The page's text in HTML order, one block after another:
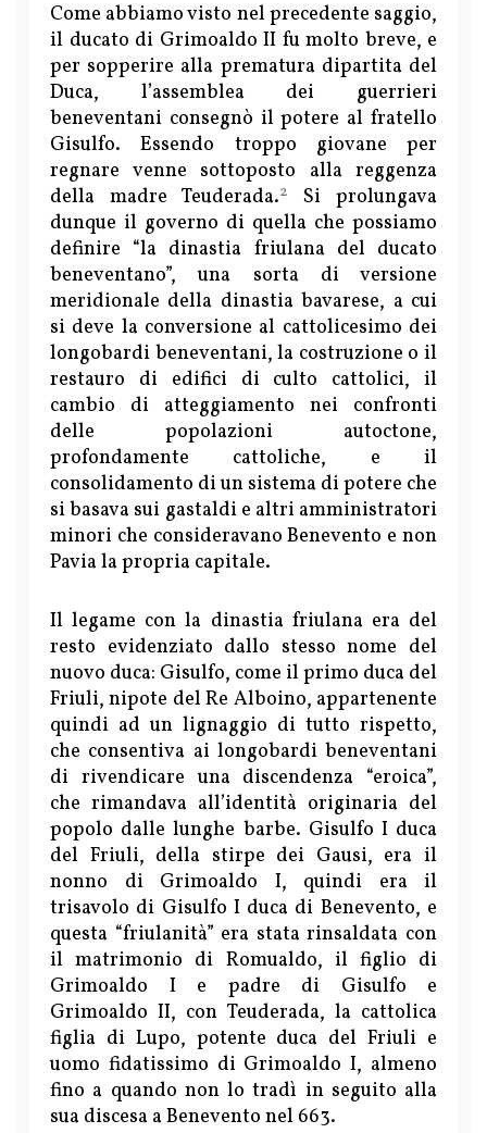
Come abbiamo visto nel precedente saggio,
il ducato di Grimoaldo II fu molto breve, e
per sopperire alla prematura dipartita del
Duca, l’assemblea dei guerrieri
beneventani consegnò il potere al fratello
Gisulfo. Essendo troppo giovane per
regnare venne sottoposto alla reggenza
della madre Teuderada.2
Si prolungava
dunque il governo di quella che possiamo
definire “la dinastia friulana del ducato
beneventano”, una sorta di versione
meridionale della dinastia bavarese, a cui
si deve la conversione al cattolicesimo dei
longobardi beneventani, la costruzione o il
restauro di edifici di culto cattolici, il
cambio di atteggiamento nei confronti
delle popolazioni autoctone,
profondamente cattoliche, e il
consolidamento di un sistema di potere che
si basava sui gastaldi e altri amministratori
minori che consideravano Benevento e non
Pavia la propria capitale.
Il legame con la dinastia friulana era del
resto evidenziato dallo stesso nome del
nuovo duca: Gisulfo, come il primo duca del
Friuli, nipote del Re Alboino, appartenente
quindi ad un lignaggio di tutto rispetto,
che consentiva ai longobardi beneventani
di rivendicare una discendenza “eroica”,
che rimandava all’identità originaria del
popolo dalle lunghe barbe. Gisulfo I duca
del Friuli, della stirpe dei Gausi, era il
nonno di Grimoaldo I, quindi era il
trisavolo di Gisulfo I duca di Benevento, e
questa “friulanità” era stata rinsaldata con
il matrimonio di Romualdo, il figlio di
Grimoaldo I e padre di Gisulfo e
Grimoaldo II, con Teuderada, la cattolica
figlia di Lupo, potente duca del Friuli e
uomo fidatissimo di Grimoaldo I, almeno
fino a quando non lo tradì in seguito alla
sua discesa a Benevento nel 663.